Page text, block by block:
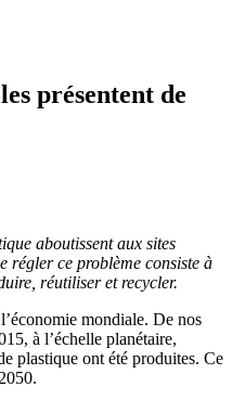
présentent de
aboutissent aux sites
régler ce problème consiste à
réutiliser et recycler.
mondiale. De nos
à l’échelle planétaire,
plastique ont été produites. Ce